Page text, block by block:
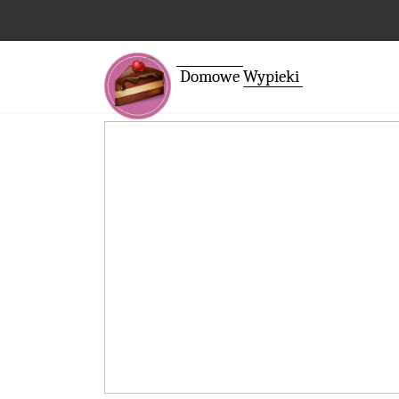
DomoweWypieki